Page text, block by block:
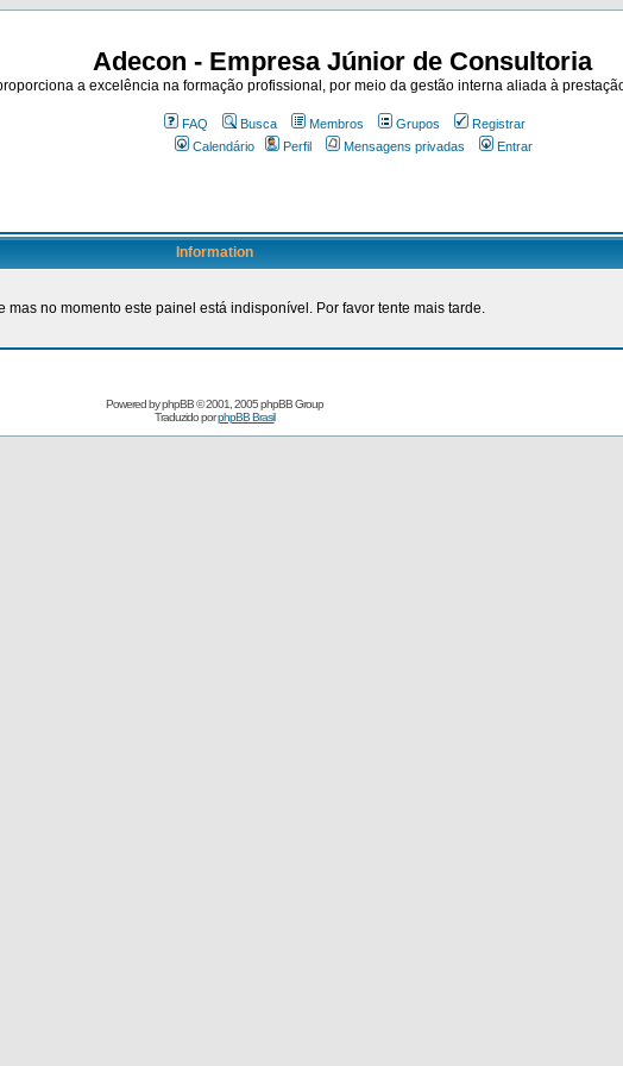
Adecon - Empresa Júnior de Consultoria
a excelência na formação profissional, por meio da gestão interna aliada à
FAQ Busca Membros Grupos
Registrar
Calendário
Perfil Mensagens privadas Entrar
Information
mas no momento este painel está indisponível. Por favor tente mais tarde.
Powered byphpBB© 2001, 2005 phpBB Group
Traduzido porphpBB Brasil